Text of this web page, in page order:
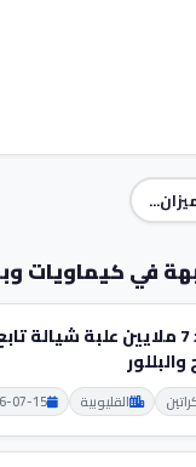
في كيماويات
تنفيذ عملية توريد 7 ملايين علبة
القليوبية 07-15